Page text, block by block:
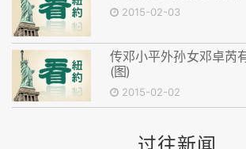
2015-02-03
传邓小平外孙女邓卓芮
(图)
2015-02-02